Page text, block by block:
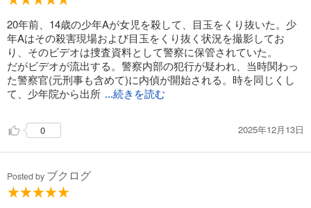
20年前、14歳の少年Aが女児を殺して、目玉をくり抜いた。少
年Aはその殺害現場および目玉をくり抜く状況を撮影してお
り、そのビデオは捜査資料として警察に保管されていた。
だがビデオが流出する。警察内部の犯行が疑われ、当時関わっ
た警察官(元刑事も含めて)に内偵が開始される。時を同じくし
て、少年院から出所 ...続きを読む
0 2025年12月13日
Posted by ブクログ